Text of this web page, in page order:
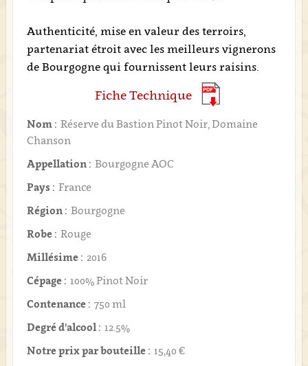
Authenticité, mise en valeur des terroirs,
partenariat étroit avec les meilleurs vignerons
de Bourgogne qui fournissent leurs raisins.
Fiche Technique
Nom : Réserve du Bastion Pinot Noir, Domaine
Chanson
Appellation : Bourgogne AOC
Pays : France
Région : Bourgogne
Robe : Rouge
Millésime : 2016
Cépage : 100% Pinot Noir
Contenance : 750 ml
Degré d'alcool : 12.5%
Notre prix par bouteille : 15,40 €